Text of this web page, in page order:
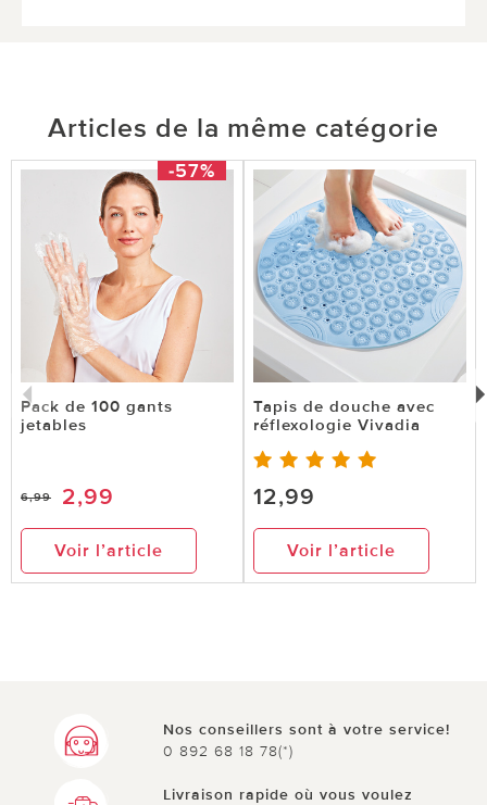
Articles de la même catégorie
-57%
Pack de 100 gants
jetables
6,99 2,99
Voir l’article
Tapis de douche avec
réflexologie Vivadia
12,99
Voir l’article
Nos conseillers sont à votre service!
0 892 68 18 78(*)
Livraison rapide où vous voulez